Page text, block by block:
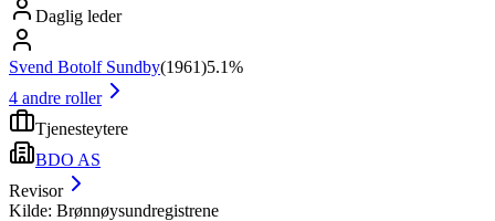
Daglig leder
Svend Botolf Sundby(1961)5.1%
4 andre roller
Tjenesteytere
BDO AS
Revisor
Kilde: Brønnøysundregistrene